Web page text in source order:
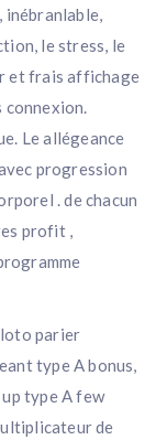
inébranlable,
le stress, le
et frais affichage
connexion.
Le allégeance
progression
. de chacun
profit ,
loto parier
type A bonus,
type A few
de